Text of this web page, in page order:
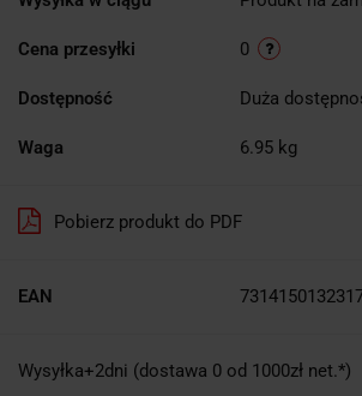
Cena przesyłki 0
Dostępność Duża
Waga 6.95 kg
Pobierz produkt do PDF
EAN
Wysyłka+2dni (dostawa 0 od 1000zł net.*)